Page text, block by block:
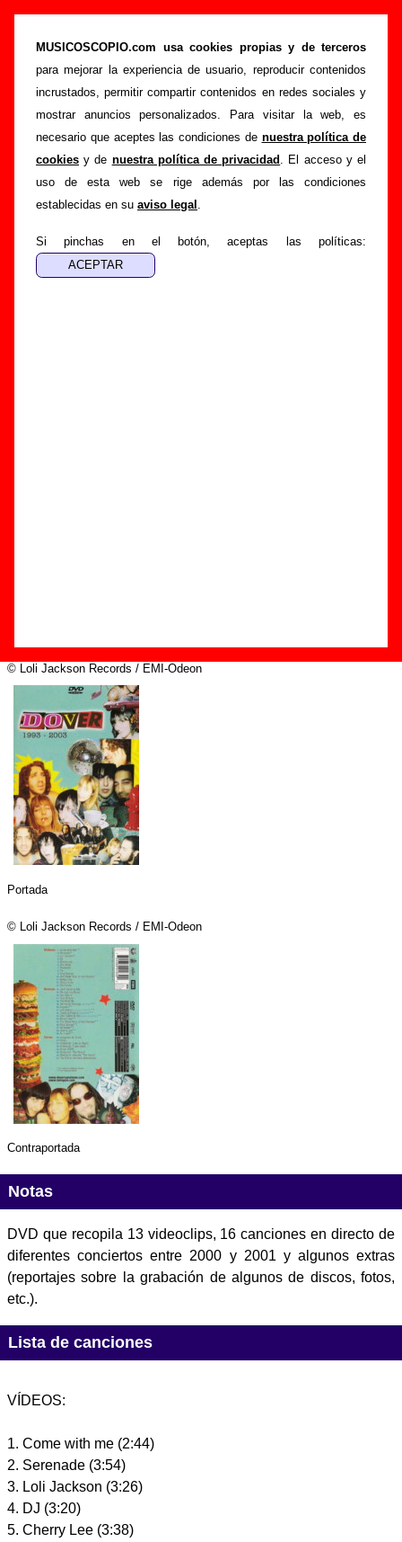
MUSICOSCOPIO.com usa cookies propias y de terceros
para mejorar la experiencia de usuario, reproducir contenidos
incrustados, permitir compartir contenidos en redes sociales y
mostrar anuncios personalizados. Para visitar la web, es
necesario que aceptes las condiciones de nuestra política de
cookies y de nuestra política de privacidad . El acceso y el
uso de esta web se rige además por las condiciones
establecidas en su aviso legal .
Si pinchas en el botón, aceptas las políticas:
“Dover 1993-2003” (DVD, 2003) - Dover
Portada >Dover >Discografía >Dover 1993-2003
Esta página pretende recopilar todo tipo de información
sobre eldisco “Dover 1993-2003”, interpretado por Dover
Además del listado de canciones incluidas en el disco,
también se mostrarán en esta página otros tipos de
información a medida que estén disponibles: los datos
relacionados con su publicación, los créditos de la grabación
responsables de la grabación, las mezclas y la
masterización), información sobre otras ediciones en otros
© Loli Jackson Records / EMI-Odeon
Portada
© Loli Jackson Records / EMI-Odeon
Contraportada
Notas
DVD que recopila 13 videoclips, 16 canciones en directo de
diferentes conciertos entre 2000 y 2001 y algunos extras
(reportajes sobre la grabación de algunos de discos, fotos,
etc.).
Lista de canciones
VÍDEOS:
1. Come with me (2:44)
2. Serenade (3:54)
3. Loli Jackson (3:26)
4. DJ (3:20)
5. Cherry Lee (3:38)